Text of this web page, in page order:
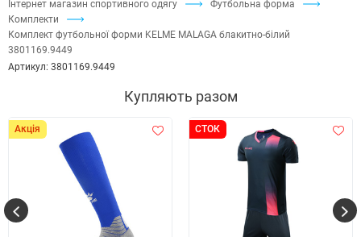
Інтернет магазин спортивного одягу
Футбольна форма
Комплекти
Комплект футбольної форми KELME MALAGA блакитно-білий
3801169.9449
Артикул: 3801169.9449
Купляють разом
Акція СТОК